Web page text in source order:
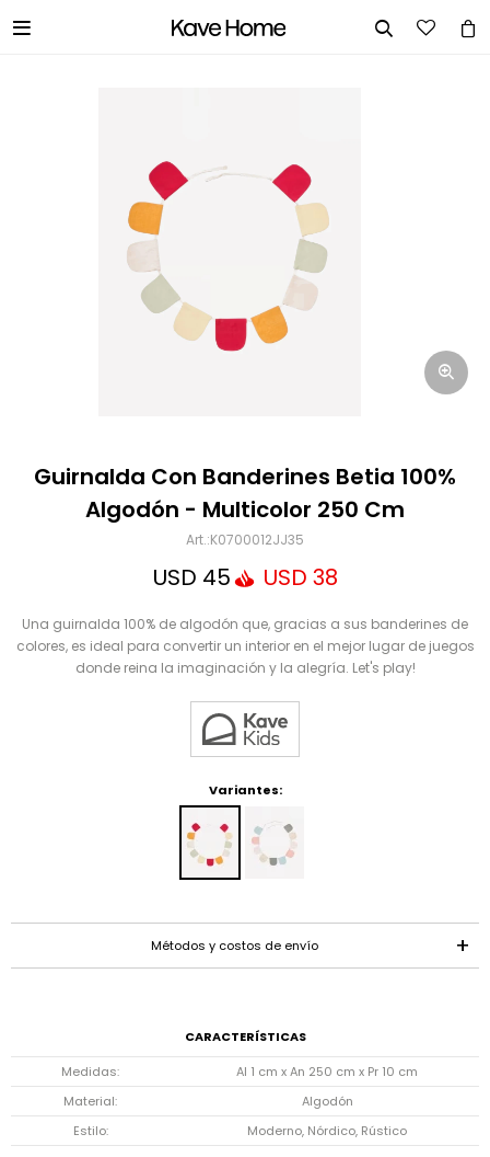
 
Guirnalda Con Banderines Betia 100%
Algodón - Multicolor 250 Cm
K0700012JJ35
USD 45 USD 38
Una guirnalda 100% de algodón que, gracias a sus banderines de
colores, es ideal para convertir un interior en el mejor lugar de juegos
donde reina la imaginación y la alegría. Let's play!
Variantes:
Métodos y costos de envío
CARACTERÍSTICAS
Medidas
Al 1 cm x An 250 cm x Pr 10 cm
Material
Algodón
Estilo
Moderno, Nórdico, Rústico
STOCK DISPONIBLE.
Correo electrónico
Mensaje